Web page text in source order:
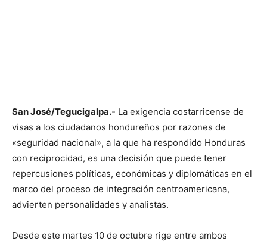
San José/Tegucigalpa.- La exigencia costarricense de
visas a los ciudadanos hondureños por razones de
«seguridad nacional», a la que ha respondido Honduras
con reciprocidad, es una decisión que puede tener
repercusiones políticas, económicas y diplomáticas en el
marco del proceso de integración centroamericana,
advierten personalidades y analistas.
Desde este martes 10 de octubre rige entre ambos